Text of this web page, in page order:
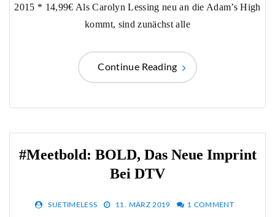
2015 * 14,99€ Als Carolyn Lessing neu an die Adam’s High
kommt, sind zunächst alle
Continue Reading
#meetbold: BOLD, Das Neue Imprint
Bei DTV
SUETIMELESS 11. MÄRZ 2019 1 COMMENT